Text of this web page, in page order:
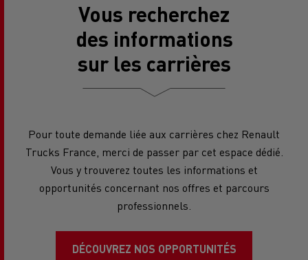
Vous recherchez
des informations
sur les carrières
Pour toute demande liée aux carrières chez Renault
Trucks France, merci de passer par cet espace dédié.
Vous y trouverez toutes les informations et
opportunités concernant nos offres et parcours
professionnels.
DÉCOUVREZ NOS OPPORTUNITÉS